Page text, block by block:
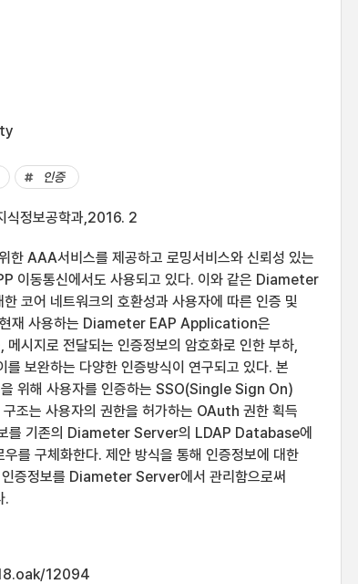
인증
식정보공학과,2016. 2
AAA서비스를 제공하고 로밍서비스와 신뢰성 있는
이동통신에서도 사용되고 있다. 이와 같은 Diameter
코어 네트워크의 호환성과 사용자에 따른 인증 및
현재 사용하는 Diameter EAP Application은
시지로 전달되는 인증정보의 암호화로 인한 부하,
보완하는 다양한 인증방식이 연구되고 있다. 본
위해 사용자를 인증하는 SSO(Single Sign On)
조는 사용자의 권한을 허가하는 OAuth 권한 획득
를 기존의 Diameter Server의 LDAP Database에
를 구체화한다. 제안 방식을 통해 인증정보에 대한
인증정보를 Diameter Server에서 관리함으로써
.
12094